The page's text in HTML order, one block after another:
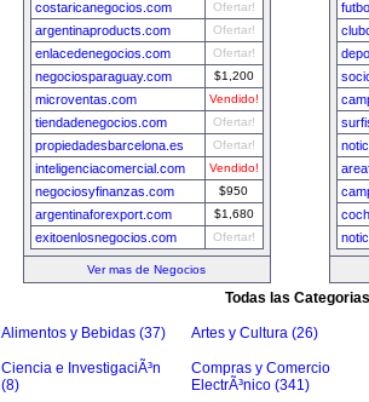
costaricanegocios.com Ofertar!
argentinaproducts.com Ofertar!
enlacedenegocios.com Ofertar!
negociosparaguay.com $1,200
microventas.com Vendido!
tiendadenegocios.com Ofertar!
propiedadesbarcelona.es Ofertar!
inteligenciacomercial.com Vendido!
negociosyfinanzas.com $950
argentinaforexport.com $1,680
exitoenlosnegocios.com Ofertar!
Ver mas de Negocios
Todas las Categorias
Alimentos y Bebidas (37) Artes y Cultura (26)
Ciencia e InvestigaciÃ³n
(8)
Compras y Comercio
ElectrÃ³nico (341)